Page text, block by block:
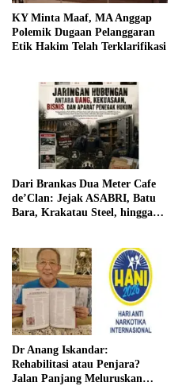
KY Minta Maaf, MA Anggap
Polemik Dugaan Pelanggaran
Etik Hakim Telah Terklarifikasi
Dari Brankas Dua Meter Cafe
de’Clan: Jejak ASABRI, Batu
Bara, Krakatau Steel, hingga
Dr Anang Iskandar:
Rehabilitasi atau Penjara?
Jalan Panjang Meluruskan